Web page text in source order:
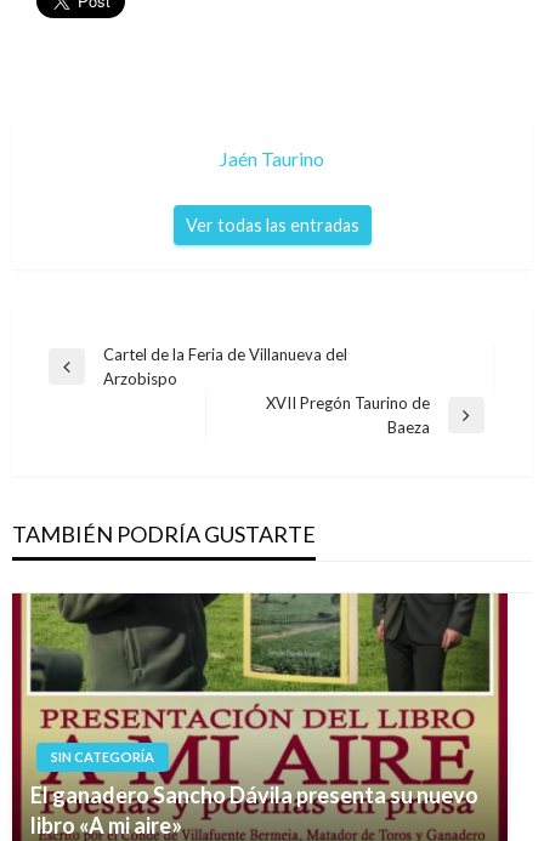
Jaén Taurino
Ver todas las entradas
Navegación
Entrada
Cartel de la Feria de Villanueva del
Arzobispo
XVII Pregón Taurino de
Baeza
TAMBIÉN PODRÍA GUSTARTE
SIN CATEGORÍA
El ganadero Sancho Dávila presenta su nuevo
libro «A mi aire»